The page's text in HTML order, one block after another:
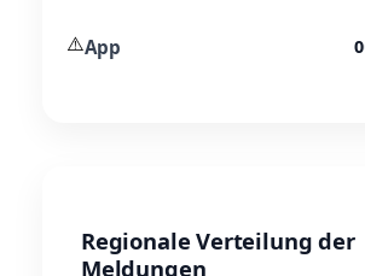
⚠️App 0
Regionale Verteilung der
Meldungen